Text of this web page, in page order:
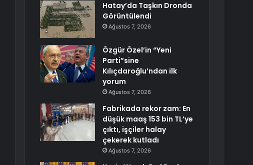
Hatay’da Taşkın Dronda
Görüntülendi
Ağustos 7, 2026
Özgür Özel’in “Yeni
Parti”sine
Kılıçdaroğlu’ndan ilk
yorum
Ağustos 7, 2026
Fabrikada rekor zam: En
düşük maaş 153 bin TL’ye
çıktı, işçiler halay
çekerek kutladı
Ağustos 7, 2026